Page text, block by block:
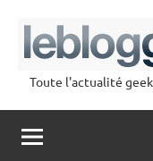
contenu
Toute l'actualité